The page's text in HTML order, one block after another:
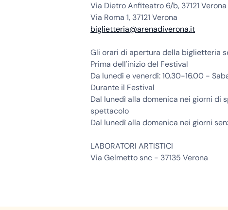
Via Dietro Anfiteatro 6/b, 37121 Verona
Via Roma 1, 37121 Verona
biglietteria@arenadiverona.it
Gli orari di apertura della biglietteria
Prima dell'inizio del Festival
Da lunedì e venerdì: 10.30-16.00 -
Durante il Festival
Dal lunedì alla domenica nei giorni di
spettacolo
Dal lunedì alla domenica nei giorni
LABORATORI ARTISTICI
Via Gelmetto snc - 37135 Verona